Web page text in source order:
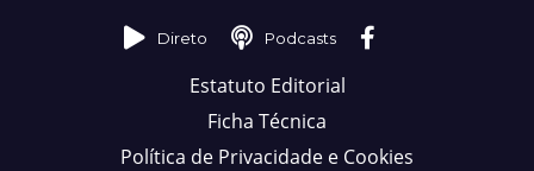
Direto Podcasts
Estatuto Editorial
Ficha Técnica
Política de Privacidade e Cookies